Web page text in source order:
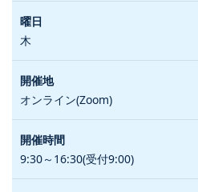
木
オンライン(Zoom)
9:30～16:30(受付9:00)